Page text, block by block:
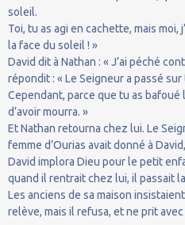
soleil.
Toi, tu as agi en cachette, mais moi,
la face du soleil ! »
David dit à Nathan : « J’ai péché
répondit : « Le Seigneur a passé
Cependant, parce que tu as
d’avoir mourra. »
Et Nathan retourna chez lui. Le
femme d’Ourias avait donné à
David implora Dieu pour le petit
quand il rentrait chez lui, il passait
Les anciens de sa maison
relève, mais il refusa, et ne prit